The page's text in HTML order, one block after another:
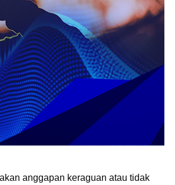
anggapan keraguan atau tidak